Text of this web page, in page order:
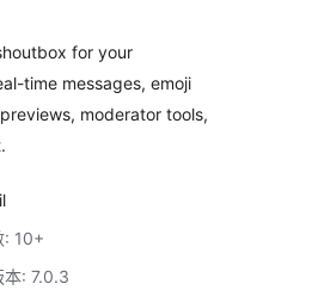
for your
time messages, emoji
moderator tools,
: 10+
本: 7.0.3